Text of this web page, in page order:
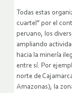
Todas estas
cuartel” por el
peruano, los
ampliando
hacia la minería
entre sí. Por
norte de
Amazonas); la